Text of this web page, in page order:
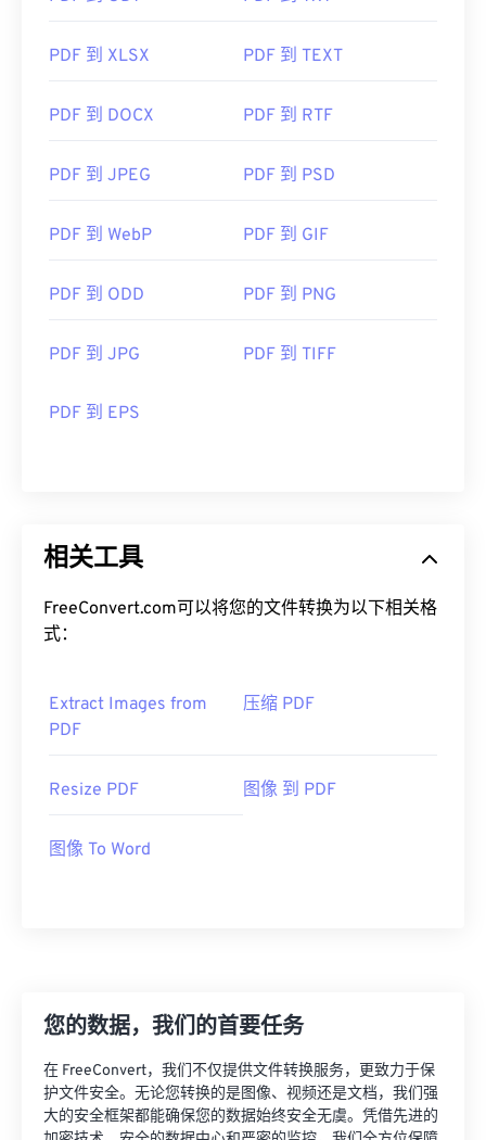
PDF 到 XLSX PDF 到 TEXT
PDF 到 DOCX PDF 到 RTF
PDF 到 JPEG PDF 到 PSD
PDF 到 WebP PDF 到 GIF
PDF 到 ODD PDF 到 PNG
PDF 到 JPG PDF 到 TIFF
PDF 到 EPS
相关工具
FreeConvert.com可以将您的文件转换为以下相关格
式：
Extract Images from
PDF
压缩 PDF
Resize PDF 图像 到 PDF
图像 To Word
您的数据，我们的首要任务
在 FreeConvert，我们不仅提供文件转换服务，更致力于保
护文件安全。无论您转换的是图像、视频还是文档，我们强
大的安全框架都能确保您的数据始终安全无虞。凭借先进的